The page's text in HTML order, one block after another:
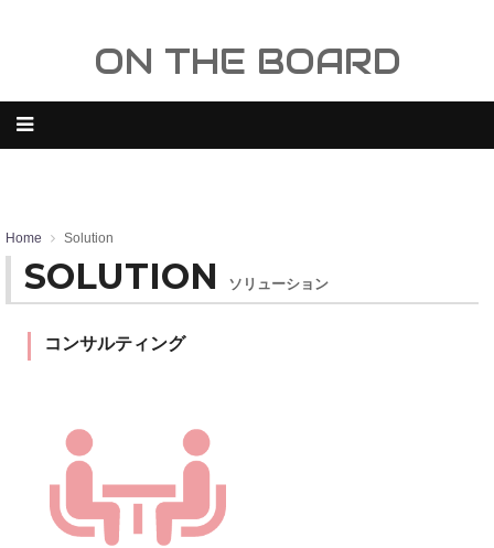
ON THE BOARD
Home Solution
SOLUTION ソリューション
コンサルティング